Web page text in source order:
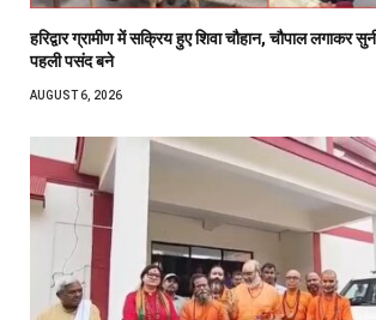
हरिद्वार ग्रामीण में सक्रिय हुए शिवा चौहान, चौपाल लगाकर
पहली पसंद बने
AUGUST 6, 2026